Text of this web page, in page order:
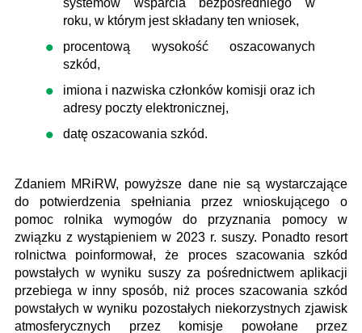
roku, w którym jest składany ten wniosek,
procentową wysokość oszacowanych
szkód,
imiona i nazwiska członków komisji oraz ich
adresy poczty elektronicznej,
datę oszacowania szkód.
Zdaniem MRiRW, powyższe dane nie są wystarczające
do potwierdzenia spełniania przez wnioskującego o
pomoc rolnika wymogów do przyznania pomocy w
związku z wystąpieniem w 2023 r. suszy. Ponadto resort
rolnictwa poinformował, że proces szacowania szkód
powstałych w wyniku suszy za pośrednictwem aplikacji
przebiega w inny sposób, niż proces szacowania szkód
powstałych w wyniku pozostałych niekorzystnych zjawisk
atmosferycznych przez komisje powołane przez